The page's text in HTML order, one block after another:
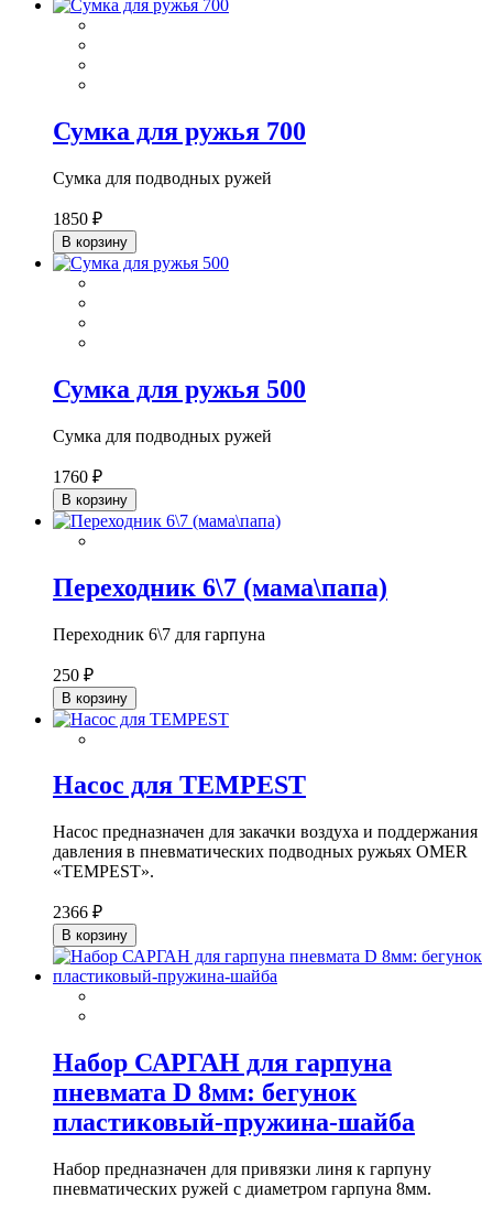
Сумка для ружья 700
Сумка для подводных ружей
1850 ₽
В корзину
Сумка для ружья 500
Сумка для подводных ружей
1760 ₽
В корзину
Переходник 6\7 (мама\папа)
Переходник 6\7 для гарпуна
250 ₽
В корзину
Насос для TEMPEST
Насос предназначен для закачки воздуха и поддержания
давления в пневматических подводных ружьях OMER
«TEMPEST».
2366 ₽
В корзину
Набор САРГАН для гарпуна
пневмата D 8мм: бегунок
пластиковый-пружина-шайба
Набор предназначен для привязки линя к гарпуну
пневматических ружей с диаметром гарпуна 8мм.